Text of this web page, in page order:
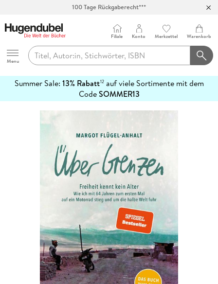
100 Tage Rückgaberecht***
Hugendubel
Menu
Filiale Konto Merkzettel Warenkorb
Summer Sale: 13% Rabatt12auf viele Sortimente mit dem
CodeSOMMER13
erfahren